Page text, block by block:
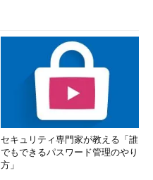
セキュリティ専門家が教える「誰
でもできるパスワード管理のやり
方」